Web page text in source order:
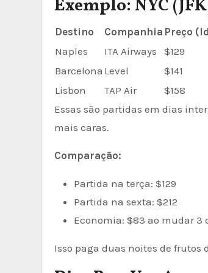
Exemplo: NYC
Destino Companhia Preço
Naples
ITA Airways $129
Barcelona Level $141
Lisbon
TAP Air $158
Essas são partidas em dias
mais caras.
Comparação:
Partida na terça: $129
Partida na sexta: $212
Economia: $83 ao mudar 3
Isso paga duas noites de frutos